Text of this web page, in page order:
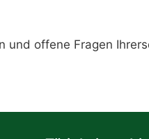
und offene Fragen